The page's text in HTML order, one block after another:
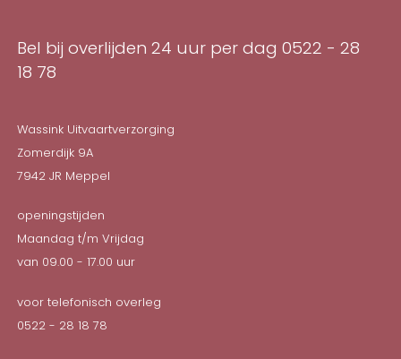
Bel bij overlijden 24 uur per dag 0522 - 28
18 78
Wassink Uitvaartverzorging
Zomerdijk 9A
7942 JR Meppel
openingstijden
Maandag t/m Vrijdag
van 09.00 - 17.00 uur
voor telefonisch overleg
0522 - 28 18 78